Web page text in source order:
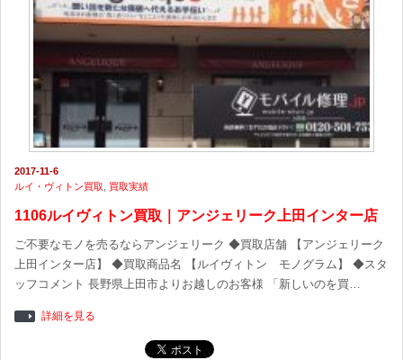
2017-11-6
ルイ・ヴィトン買取
買取実績
1106ルイヴィトン買取｜アンジェリーク上田インター店
ご不要なモノを売るならアンジェリーク ◆買取店舗 【アンジェリーク
上田インター店】 ◆買取商品名 【ルイヴィトン モノグラム】 ◆スタ
ッフコメント 長野県上田市よりお越しのお客様 「新しいのを買…
詳細を見る